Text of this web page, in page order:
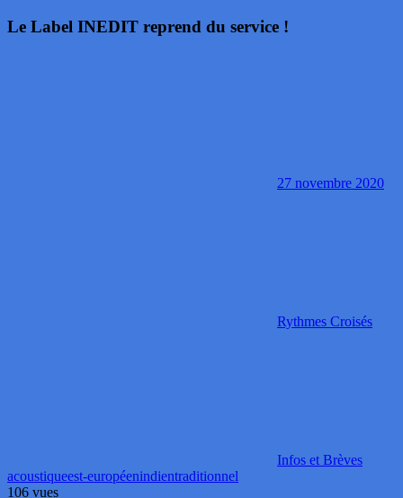
Le Label INEDIT reprend du service !
27 novembre 2020
Rythmes Croisés
Infos et Brèves
acoustiqueest-européenindientraditionnel
106 vues